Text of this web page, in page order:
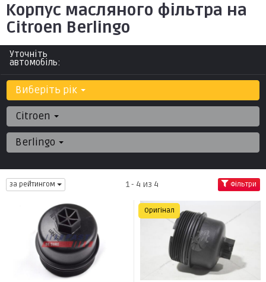
Корпус масляного фільтра на
Citroen Berlingo
Уточніть
автомобіль:
Виберіть рік
Citroen
Berlingo
за рейтингом 1 - 4 из 4 Фільтри
Оригінал